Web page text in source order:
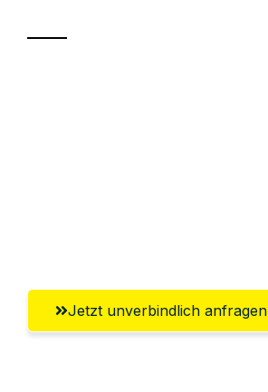
Jetzt unverbindlich anfragen